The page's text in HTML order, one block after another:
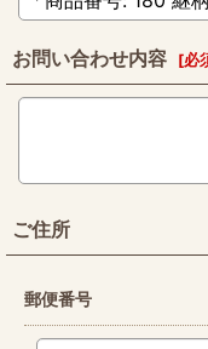
お問い合わせ内容 [必
ご住所
郵便番号